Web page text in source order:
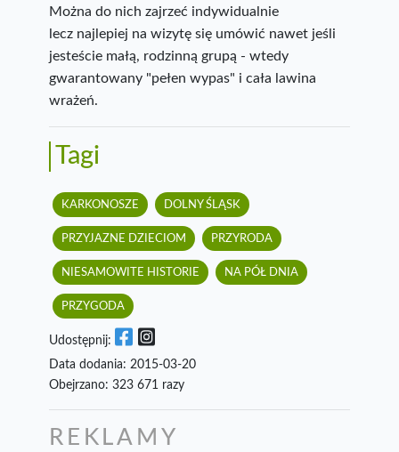
Można do nich zajrzeć indywidualnie
lecz najlepiej na wizytę się umówić nawet jeśli
jesteście małą, rodzinną grupą - wtedy
gwarantowany "pełen wypas" i cała lawina
wrażeń.
Tagi
KARKONOSZE DOLNY ŚLĄSK
PRZYJAZNE DZIECIOM PRZYRODA
NIESAMOWITE HISTORIE NA PÓŁ DNIA
PRZYGODA
Udostępnij:
Data dodania: 2015-03-20
Obejrzano: 323 671 razy
REKLAMY